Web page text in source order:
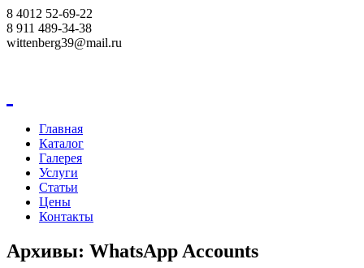
8 4012 52-69-22
8 911 489-34-38
wittenberg39@mail.ru
Главная
Каталог
Галерея
Услуги
Статьи
Цены
Контакты
Архивы: WhatsApp Accounts